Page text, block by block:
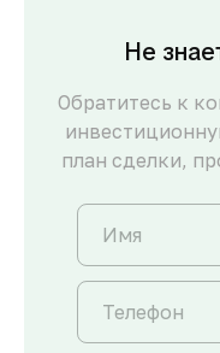
Не
Обратитесь к
план сделки,